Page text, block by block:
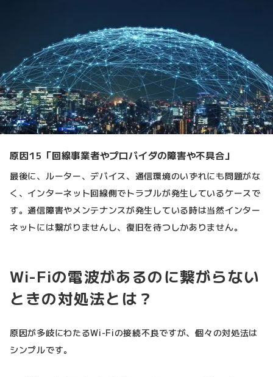
原因15「回線事業者やプロバイダの障害や不具合」
最後に、ルーター、デバイス、通信環境のいずれにも問題がな
く、インターネット回線側でトラブルが発生しているケースで
す。通信障害やメンテナンスが発生している時は当然インター
ネットには繋がりませんし、復旧を待つしかありません。
Wi-Fiの電波があるのに繋がらない
ときの対処法とは？
原因が多岐にわたるWi-Fiの接続不良ですが、個々の対処法は
シンプルです。